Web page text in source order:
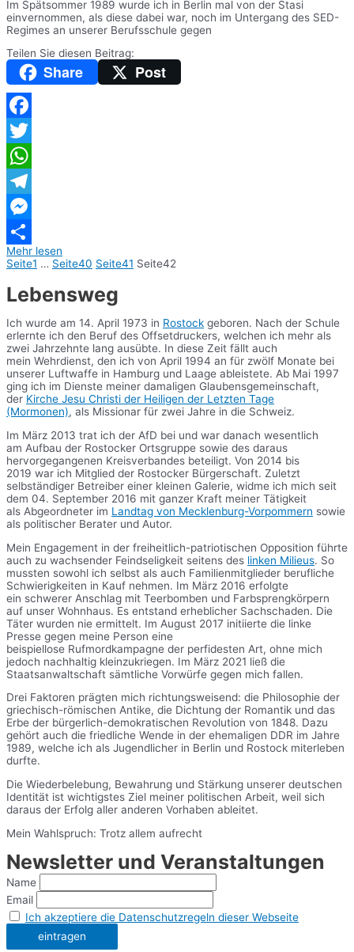
Im Spätsommer 1989 wurde ich in Berlin mal von der Stasi
einvernommen, als diese dabei war, noch im Untergang des SED-
Regimes an unserer Berufsschule gegen
Teilen Sie diesen Beitrag:
Share Post
Facebook
Twitter
WhatsApp
Telegram
Messenger
Teilen
Mehr lesen
Seite1 … Seite40 Seite41 Seite42
Lebensweg
Ich wurde am 14. April 1973 in Rostock geboren. Nach der Schule
erlernte ich den Beruf des Offsetdruckers, welchen ich mehr als
zwei Jahrzehnte lang ausübte. In diese Zeit fällt auch
mein Wehrdienst, den ich von April 1994 an für zwölf Monate bei
unserer Luftwaffe in Hamburg und Laage ableistete. Ab Mai 1997
ging ich im Dienste meiner damaligen Glaubensgemeinschaft,
der Kirche Jesu Christi der Heiligen der Letzten Tage
(Mormonen), als Missionar für zwei Jahre in die Schweiz.
Im März 2013 trat ich der AfD bei und war danach wesentlich
am Aufbau der Rostocker Ortsgruppe sowie des daraus
hervorgegangenen Kreisverbandes beteiligt. Von 2014 bis
2019 war ich Mitglied der Rostocker Bürgerschaft. Zuletzt
selbständiger Betreiber einer kleinen Galerie, widme ich mich seit
dem 04. September 2016 mit ganzer Kraft meiner Tätigkeit
als Abgeordneter im Landtag von Mecklenburg-Vorpommern sowie
als politischer Berater und Autor.
Mein Engagement in der freiheitlich-patriotischen Opposition führte
auch zu wachsender Feindseligkeit seitens des linken Milieus. So
mussten sowohl ich selbst als auch Familienmitglieder berufliche
Schwierigkeiten in Kauf nehmen. Im März 2016 erfolgte
ein schwerer Anschlag mit Teerbomben und Farbsprengkörpern
auf unser Wohnhaus. Es entstand erheblicher Sachschaden. Die
Täter wurden nie ermittelt. Im August 2017 initiierte die linke
Presse gegen meine Person eine
beispiellose Rufmordkampagne der perfidesten Art, ohne mich
jedoch nachhaltig kleinzukriegen. Im März 2021 ließ die
Staatsanwaltschaft sämtliche Vorwürfe gegen mich fallen.
Drei Faktoren prägten mich richtungsweisend: die Philosophie der
griechisch-römischen Antike, die Dichtung der Romantik und das
Erbe der bürgerlich-demokratischen Revolution von 1848. Dazu
gehört auch die friedliche Wende in der ehemaligen DDR im Jahre
1989, welche ich als Jugendlicher in Berlin und Rostock miterleben
durfte.
Die Wiederbelebung, Bewahrung und Stärkung unserer deutschen
Identität ist wichtigstes Ziel meiner politischen Arbeit, weil sich
daraus der Erfolg aller anderen Vorhaben ableitet.
Mein Wahlspruch: Trotz allem aufrecht
Newsletter und Veranstaltungen
Name
Email
Ich akzeptiere die Datenschutzregeln dieser Webseite